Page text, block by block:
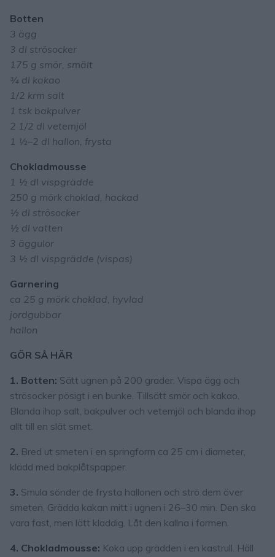
Botten
3 ägg
3 dl strösocker
175 g smör, smält
¾ dl kakao
1/2 krm salt
1 tsk bakpulver
2 1/2 dl vetemjöl
1 ½–2 dl hallon, frysta
Chokladmousse
1 ½ dl vispgrädde
250 g mörk choklad, hackad
½ dl strösocker
½ dl vatten
3 äggulor
3 ½ dl vispgrädde (vispas)
Garnering
ca 25 g mörk choklad, hyvlad
jordgubbar
hallon
GÖR SÅ HÄR
1. Botten: Sätt ugnen på 200 grader. Vispa ägg och
strösocker pösigt i en bunke. Tillsätt smör och kakao.
Blanda ihop salt, bakpulver och vetemjöl och blanda ihop
allt till en slät smet.
2. Bred ut smeten i en springform ca 25 cm i diameter,
klädd med bakplåtspapper.
3. Smula sönder de frysta hallonen och strö dem över
smeten. Grädda kakan mitt i ugnen i 26–30 min. Den ska
vara fast, men lätt kladdig. Låt den kallna i formen.
4. Chokladmousse: Koka upp grädden i en kastrull. Häll